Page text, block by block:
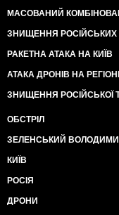
МАСОВАНИЙ
ЗНИЩЕННЯ РОСІЙСЬКИХ
РАКЕТНА АТАКА НА КИЇВ
АТАКА ДРОНІВ НА
ЗНИЩЕННЯ РОСІЙСЬКОЇ
ОБСТРІЛ
ЗЕЛЕНСЬКИЙ
КИЇВ
РОСІЯ
ДРОНИ